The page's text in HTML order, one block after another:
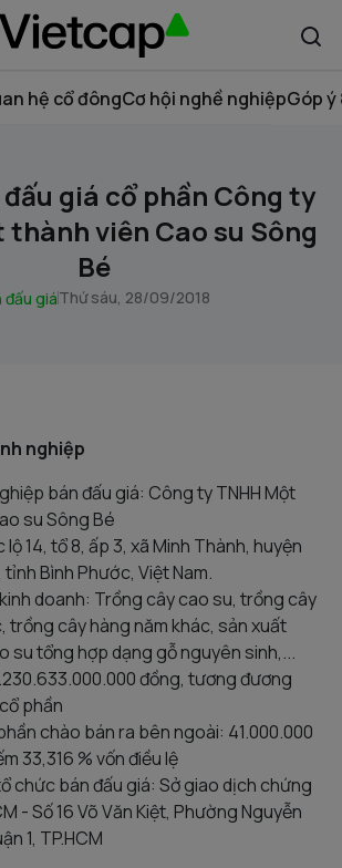
hệ cổ đôngCơ hội nghề nghiệpGóp ý
giá cổ phần Công ty
thành viên Cao su Sông
Bé
đấu giáThứ sáu, 28/09/2018
nghiệp
bán đấu giá: Công ty TNHH Một
su Sông Bé
14, tổ 8, ấp 3, xã Minh Thành, huyện
Bình Phước, Việt Nam.
doanh: Trồng cây cao su, trồng cây
trồng cây hàng năm khác, sản xuất
su tổng hợp dạng gỗ nguyên sinh,...
đồng, tương đương
phần
chào bán ra bên ngoài: 41.000.000
33,316 % vốn điều lệ
chức bán đấu giá: Sở giao dịch chứng
- Số 16 Võ Văn Kiệt, Phường Nguyễn
1, TP.HCM